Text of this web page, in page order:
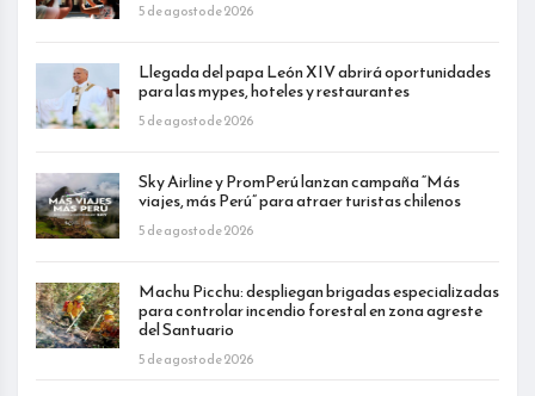
5 de agosto de 2026
Llegada del papa León XIV abrirá oportunidades
para las mypes, hoteles y restaurantes
5 de agosto de 2026
Sky Airline y PromPerú lanzan campaña “Más
viajes, más Perú” para atraer turistas chilenos
5 de agosto de 2026
Machu Picchu: despliegan brigadas especializadas
para controlar incendio forestal en zona agreste
del Santuario
5 de agosto de 2026